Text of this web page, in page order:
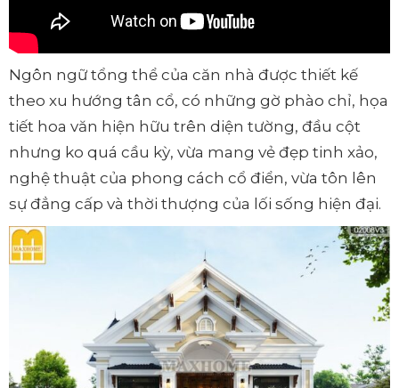
Ngôn ngữ tổng thể của căn nhà được thiết kế
theo xu hướng tân cổ, có những gờ phào chỉ, họa
tiết hoa văn hiện hữu trên diện tường, đầu cột
nhưng ko quá cầu kỳ, vừa mang vẻ đẹp tinh xảo,
nghệ thuật của phong cách cổ điển, vừa tôn lên
sự đẳng cấp và thời thượng của lối sống hiện đại.